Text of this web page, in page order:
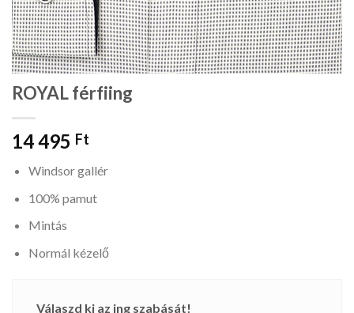
ROYAL férfiing
14 495 Ft
Windsor gallér
100% pamut
Mintás
Normál kézelő
Válaszd ki az ing szabását!